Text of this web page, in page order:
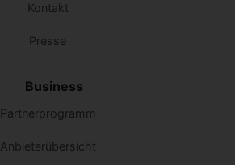
Kontakt
Presse
Business
Partnerprogramm
Anbieterübersicht